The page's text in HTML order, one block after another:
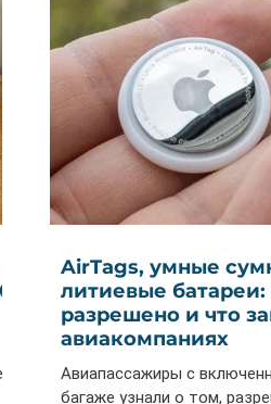
AirTags, умные
литиевые батареи:
разрешено и что
авиакомпаниях
Авиапассажиры с
багаже узнали о том,